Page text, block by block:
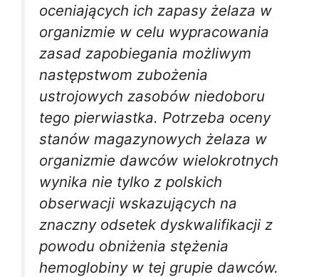
oceniających ich zapasy żelaza w
organizmie w celu wypracowania
zasad zapobiegania możliwym
następstwom zubożenia
ustrojowych zasobów niedoboru
tego pierwiastka. Potrzeba oceny
stanów magazynowych żelaza w
organizmie dawców wielokrotnych
wynika nie tylko z polskich
obserwacji wskazujących na
znaczny odsetek dyskwalifikacji z
powodu obniżenia stężenia
hemoglobiny w tej grupie dawców.